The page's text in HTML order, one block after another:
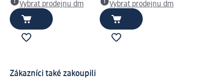
Vybrat prodejnu dm
Vybrat prodejnu dm
Zákazníci také zakoupili